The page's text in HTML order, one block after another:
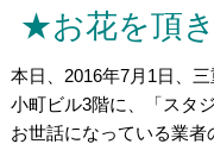
★お花を頂き
本日、2016年7月1日、
小町ビル3階に、「スタ
お世話になっている業